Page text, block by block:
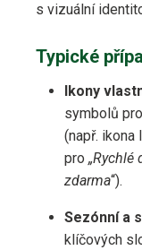
s vizuální
Typické
Ikony
symbolů
(např. ikona
pro „Rychlé
zdarma“).
Sezónní a
klíčových